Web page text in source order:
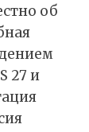
об
27 и